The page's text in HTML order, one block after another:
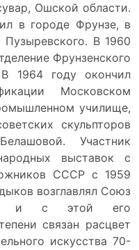
Ошской области.
в городе Фрунзе, в
Пузыревского. В 1960
Фрунзенского
1964 году окончил
Московском
училище,
скульпторов
Участник
выставок с
СССР с 1959
возглавлял Союз
и с этой его
связан расцвет
искусства 70-